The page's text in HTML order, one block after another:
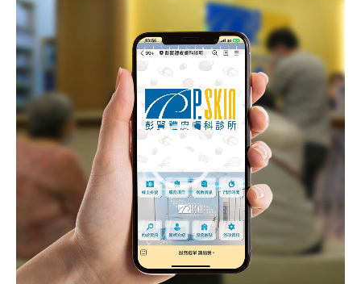
訊
播
放
器